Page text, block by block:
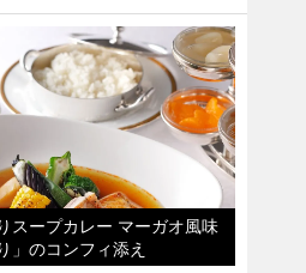
スープカレー マーガオ風味
」のコンフィ添え